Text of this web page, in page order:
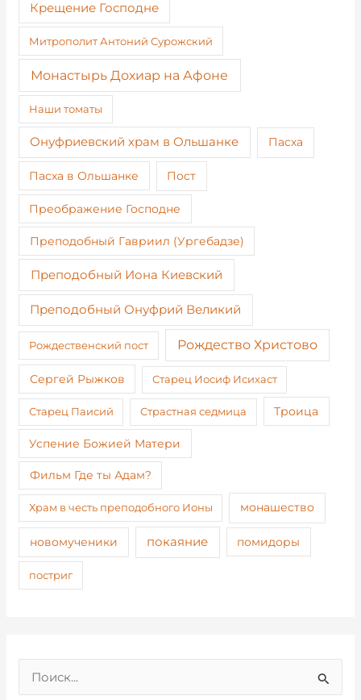
Крещение Господне
Митрополит Антоний Сурожский
Монастырь Дохиар на Афоне
Наши томаты
Онуфриевский храм в Ольшанке Пасха
Пасха в Ольшанке Пост
Преображение Господне
Преподобный Гавриил (Ургебадзе)
Преподобный Иона Киевский
Преподобный Онуфрий Великий
Рождественский пост Рождество Христово
Сергей Рыжков Старец Иосиф Исихаст
Старец Паисий Страстная седмица Троица
Успение Божией Матери
Фильм Где ты Адам?
Храм в честь преподобного Ионы монашество
новомученики покаяние помидоры
постриг